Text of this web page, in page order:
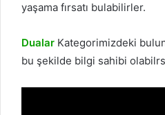
yaşama fırsatı bulabilirler.
Dualar Kategorimizdeki
bu şekilde bilgi sahibi